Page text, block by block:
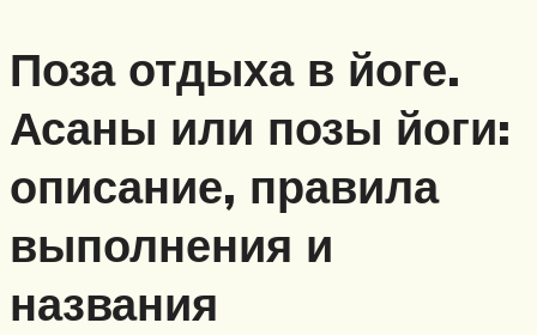
Поза отдыха в йоге.
Асаны или позы йоги:
описание, правила
выполнения и
названия